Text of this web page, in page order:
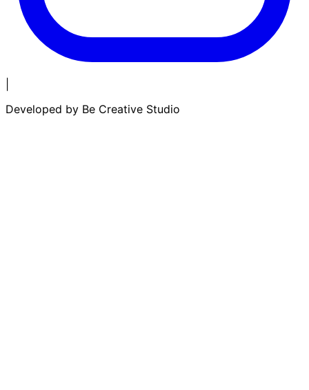
Developed by Be Creative Studio